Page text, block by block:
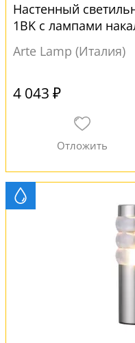
Настенный
1BK с лампами
Arte Lamp (Италия)
4 043 ₽